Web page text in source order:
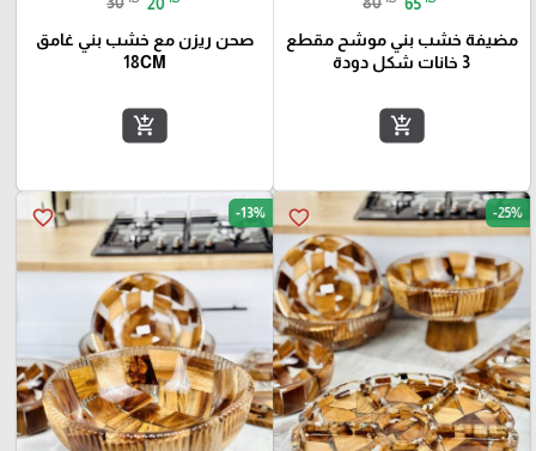
مضيفة خشب بني موشح مقطع
3 خانات شكل دودة
add_shopping_cart
صحن ريزن مع خشب بني غامق
18CM
add_shopping_cart
favorite_border -25%
favorite_border -13%